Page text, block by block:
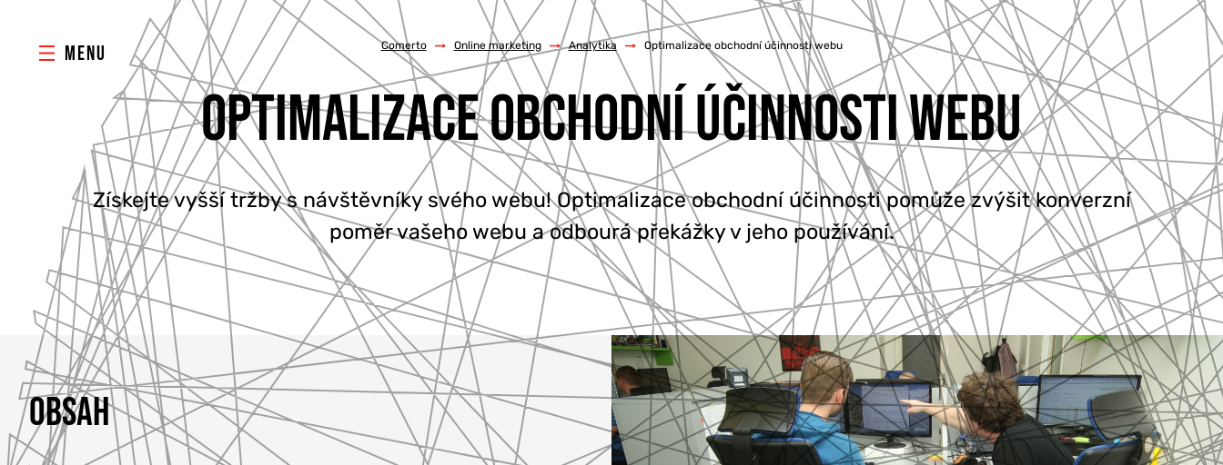
MENU Comerto / Online marketing / Analytika / Optimalizace obchodní účinnosti webu
OPTIMALIZACE OBCHODNÍ ÚČINNOSTI WEBU
Získejte vyšší tržby s návštěvníky svého webu! Optimalizace obchodní účinnosti pomůže zvýšit konverzní
poměr vašeho webu a odbourá překážky v jeho používání.
OBSAH